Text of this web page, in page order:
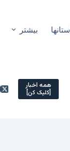
استانها بیشتر
همه اخبار
[کلیک کن]